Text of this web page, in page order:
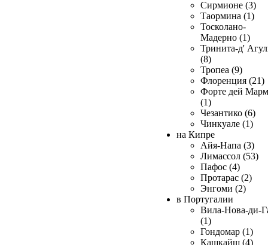
Сирмионе (3)
Таормина (1)
Тосколано-
Мадерно (1)
Тринита-д'
(8)
Тропеа (9)
Флоренция (21)
Форте дей
(1)
Чезантико (6)
Чинкуале (1)
на Кипре
Айя-Напа (3)
Лимассол (53)
Пафос (4)
Протарас (2)
Энгоми (2)
в Португалии
Вила-Нова-ди-
(1)
Гондомар (1)
Кашкайш (4)